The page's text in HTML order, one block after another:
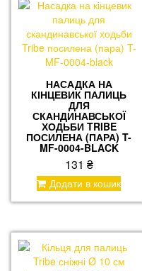
НАСАДКА НА
КІНЦЕВИК ПАЛИЦЬ
ДЛЯ
СКАНДИНАВСЬКОЇ
ХОДЬБИ TRIBE
ПОСИЛЕНА (ПАРА) T-
MF-0004-BLACK
131 ₴
Додати в кошик